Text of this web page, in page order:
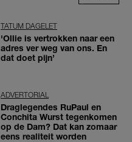
TATUM DAGELET
'Ollie is vertrokken naar een
adres ver weg van ons. En
dat doet pijn’
ADVERTORIAL
Draglegendes RuPaul en
Conchita Wurst tegenkomen
op de Dam? Dat kan zomaar
eens realiteit worden